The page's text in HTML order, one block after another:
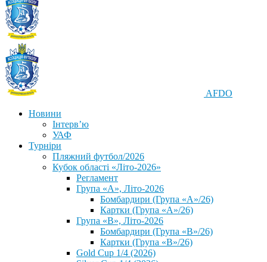
AFDO
Новини
Інтерв’ю
УАФ
Турніри
Пляжний футбол/2026
Кубок області «Літо-2026»
Регламент
Група «А», Літо-2026
Бомбардири (Група «А»/26)
Картки (Група «А»/26)
Група «В», Літо-2026
Бомбардири (Група «В»/26)
Картки (Група «В»/26)
Gold Cup 1/4 (2026)